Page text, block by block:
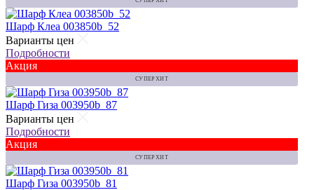
Шарф Клеа 003850b_52
Варианты цен
Подробности
Акция
СУПЕР ХИТ
Шарф Гиза 003950b_87
Варианты цен
Подробности
Акция
СУПЕР ХИТ
Шарф Гиза 003950b_81